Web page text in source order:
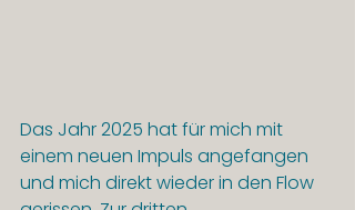
Das Jahr 2025 hat für mich mit
einem neuen Impuls angefangen
und mich direkt wieder in den Flow